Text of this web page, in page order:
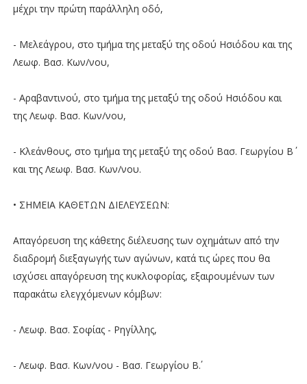
μέχρι την πρώτη παράλληλη οδό,
- Μελεάγρου, στο τμήμα της μεταξύ της οδού Ησιόδου και της
Λεωφ. Βασ. Κων/νου,
- Αραβαντινού, στο τμήμα της μεταξύ της οδού Ησιόδου και
της Λεωφ. Βασ. Κων/νου,
- Κλεάνθους, στο τμήμα της μεταξύ της οδού Βασ. Γεωργίου Β΄
και της Λεωφ. Βασ. Κων/νου.
• ΣΗΜΕΙΑ ΚΑΘΕΤΩΝ ΔΙΕΛΕΥΣΕΩΝ:
Απαγόρευση της κάθετης διέλευσης των οχημάτων από την
διαδρομή διεξαγωγής των αγώνων, κατά τις ώρες που θα
ισχύσει απαγόρευση της κυκλοφορίας, εξαιρουμένων των
παρακάτω ελεγχόμενων κόμβων:
- Λεωφ. Βασ. Σοφίας - Ρηγίλλης,
- Λεωφ. Βασ. Κων/νου - Βασ. Γεωργίου Β΄.